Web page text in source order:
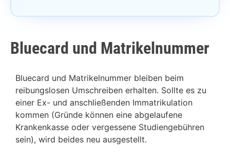
Bluecard und Matrikelnummer
Bluecard und Matrikelnummer bleiben beim
reibungslosen Umschreiben erhalten. Sollte es zu
einer Ex- und anschließenden Immatrikulation
kommen (Gründe können eine abgelaufene
Krankenkasse oder vergessene Studiengebühren
sein), wird beides neu ausgestellt.